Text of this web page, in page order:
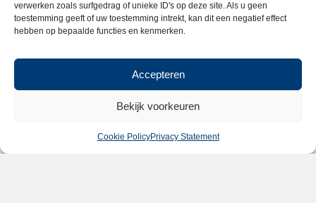
verwerken zoals surfgedrag of unieke ID's op deze site. Als u geen
toestemming geeft of uw toestemming intrekt, kan dit een negatief effect
hebben op bepaalde functies en kenmerken.
Accepteren
Bekijk voorkeuren
Cookie PolicyPrivacy Statement
aanvragen